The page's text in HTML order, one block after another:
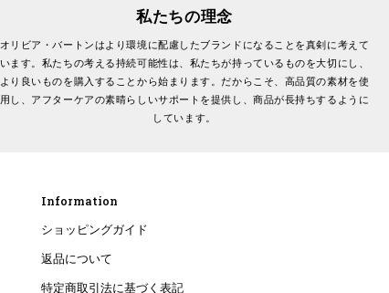
私たちの理念
オリビア・バートンはより環境に配慮したブランドになることを真剣に考えて
います。私たちの考える持続可能性は、私たちが持っているものを大切にし、
より良いものを購入することから始まります。だからこそ、高品質の素材を使
用し、アフターケアの素晴らしいサポートを提供し、商品が長持ちするように
しています。
Information
ショッピングガイド
返品について
特定商取引法に基づく表記